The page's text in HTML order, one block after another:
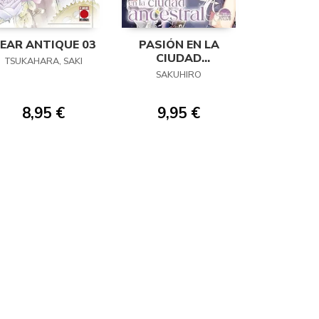
ANTIQUE 03
TSUKAHARA, SAKI
8,95 €
PASIÓN EN LA
CIUDAD
ANCESTRAL 02
SAKUHIRO
9,95 €